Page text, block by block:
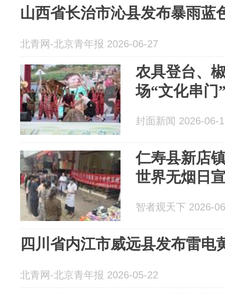
山西省长治市沁县发布暴雨蓝
北青网-北京青年报 2026-06-27
农具登台、
场“文化串门
封面新闻 2026-06-
仁寿县新店
世界无烟日
智者观天下 2026-
四川省内江市威远县发布雷电
北青网-北京青年报 2026-05-22